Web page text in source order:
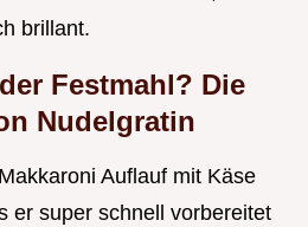
brillant.
Festmahl? Die
Nudelgratin
Auflauf mit Käse
er super schnell vorbereitet